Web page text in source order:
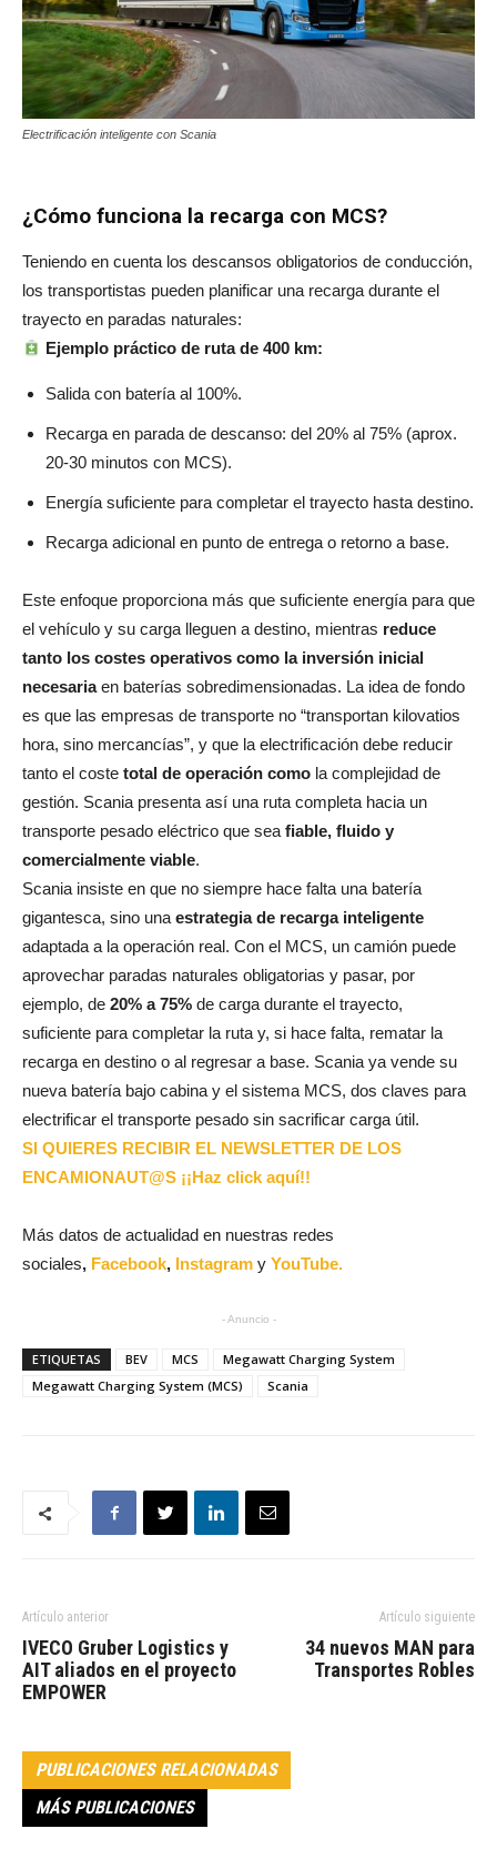
Electrificación inteligente con Scania
¿Cómo funciona la recarga con MCS?
Teniendo en cuenta los descansos obligatorios de conducción,
los transportistas pueden planificar una recarga durante el
trayecto en paradas naturales:
Ejemplo práctico de ruta de 400 km:
Salida con batería al 100%.
Recarga en parada de descanso: del 20% al 75% (aprox.
20-30 minutos con MCS).
Energía suficiente para completar el trayecto hasta destino.
Recarga adicional en punto de entrega o retorno a base.
Este enfoque proporciona más que suficiente energía para que
el vehículo y su carga lleguen a destino, mientras reduce
tanto los costes operativos como la inversión inicial
necesariaen baterías sobredimensionadas. La idea de fondo
es que las empresas de transporte no “transportan kilovatios
hora, sino mercancías”, y que la electrificación debe reducir
tanto el coste total de operación como la complejidad de
gestión. Scania presenta así una ruta completa hacia un
transporte pesado eléctrico que sea fiable, fluido y
comercialmente viable.
Scania insiste en que no siempre hace falta una batería
gigantesca, sino una estrategia de recarga inteligente
adaptada a la operación real. Con el MCS, un camión puede
aprovechar paradas naturales obligatorias y pasar, por
ejemplo, de 20% a 75% de carga durante el trayecto,
suficiente para completar la ruta y, si hace falta, rematar la
recarga en destino o al regresar a base. Scania ya vende su
nueva batería bajo cabina y el sistema MCS, dos claves para
electrificar el transporte pesado sin sacrificar carga útil.
SI QUIERES RECIBIR EL NEWSLETTER DE LOS
ENCAMIONAUT@S ¡¡Haz click aquí!!
Más datos de actualidad en nuestras redes
sociales, Facebook, Instagram y YouTube.
- Anuncio -
ETIQUETAS BEV MCS
Megawatt Charging System
Megawatt Charging System (MCS)
Scania
Artículo anterior
IVECO Gruber Logistics y
AIT aliados en el proyecto
EMPOWER
Artículo siguiente
34 nuevos MAN para
Transportes Robles
PUBLICACIONES RELACIONADAS
MÁS PUBLICACIONES